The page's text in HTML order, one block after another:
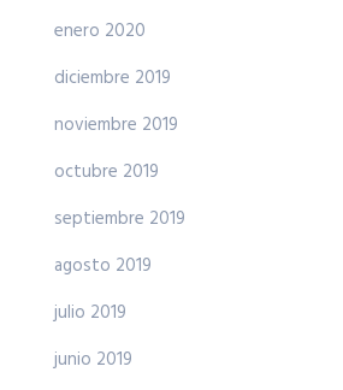
enero 2020
diciembre 2019
noviembre 2019
octubre 2019
septiembre 2019
agosto 2019
julio 2019
junio 2019